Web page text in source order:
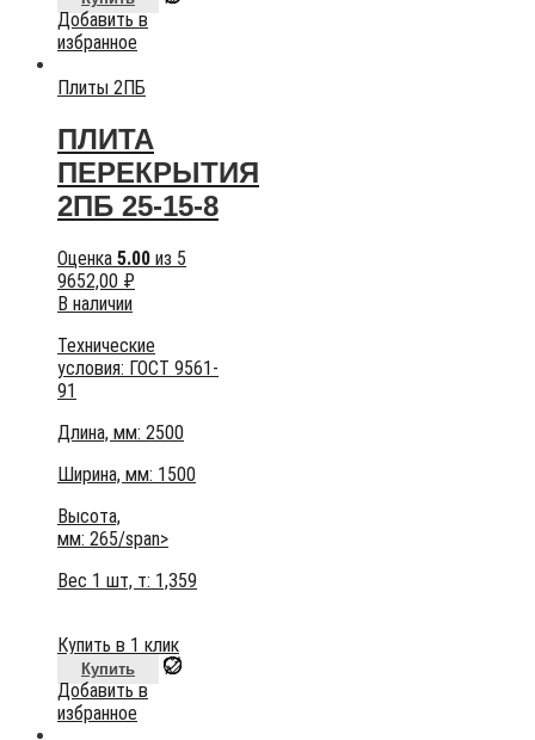
Добавить в
избранное
Плиты 2ПБ
ПЛИТА
ПЕРЕКРЫТИЯ
2ПБ 25-15-8
Оценка 5.00 из 5
9652,00 ₽
В наличии
Технические
условия: ГОСТ 9561-
91
Длина, мм: 2500
Ширина, мм: 1500
Высота,
мм: 265/span>
Вес 1 шт, т: 1,359
Купить в 1 клик
Купить
Добавить в
избранное